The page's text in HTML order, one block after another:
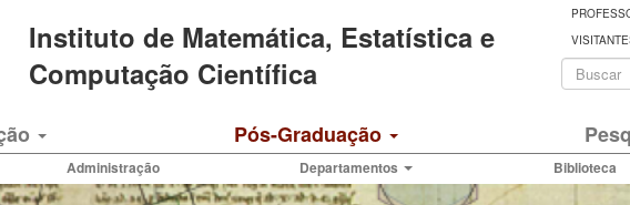
Instituto de Matemática, Estatística e
Computação Científica
Pós-Graduação
Administração Departamentos Biblioteca